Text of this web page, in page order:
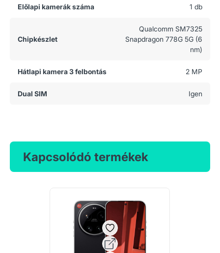
Előlapi kamerák száma 1 db
Chipkészlet
Qualcomm SM7325
Snapdragon 778G 5G (6
nm)
Hátlapi kamera 3 felbontás 2 MP
Dual SIM Igen
Kapcsolódó termékek